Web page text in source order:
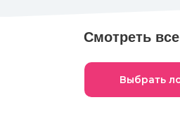
Смотреть
Выбрать